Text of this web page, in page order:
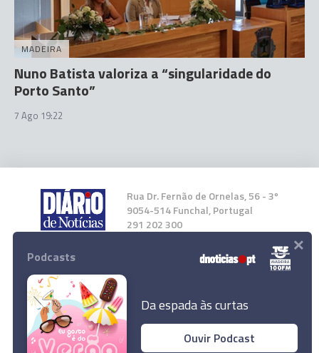
Operação Stop da GNR gera revolta no Porto
MADEIRA
Nuno Batista valoriza a “singularidade do
Porto Santo”
7 Ago 19:22
Rua Dr. Fernão de Ornelas, 56 - 3º
9054-514 Funchal, Portugal
291 202 300
Instale a nossa App
Podcasts
Da espada às curtas
Ouvir Podcast
×